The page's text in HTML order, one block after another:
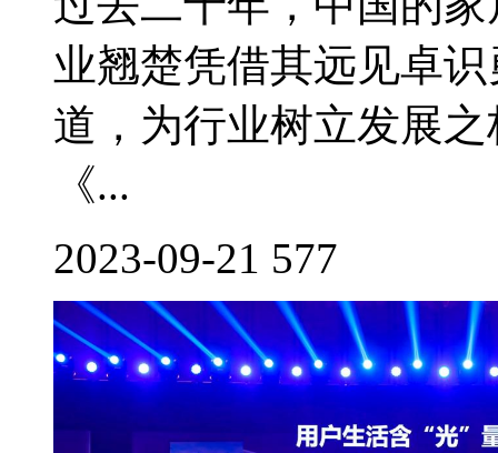
业翘楚凭借其远见卓
道，为行业树立发展
《...
2023-09-21 577